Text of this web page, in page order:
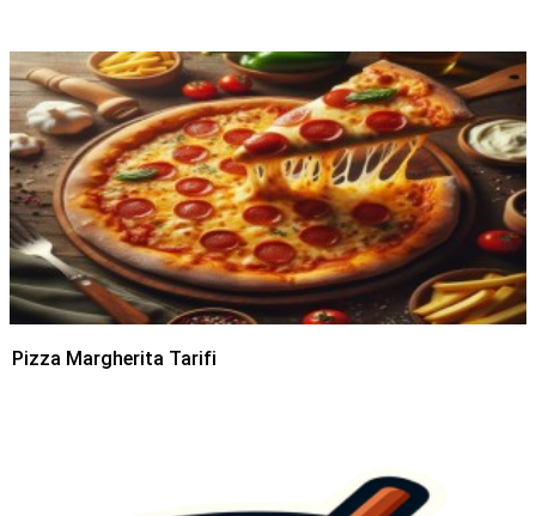
Pizza Margherita Tarifi